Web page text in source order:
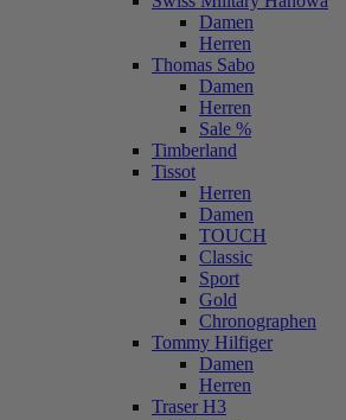
Damen
Herren
Thomas Sabo
Damen
Herren
Sale %
Timberland
Tissot
Herren
Damen
TOUCH
Classic
Sport
Gold
Chronographen
Tommy Hilfiger
Damen
Herren
Traser H3